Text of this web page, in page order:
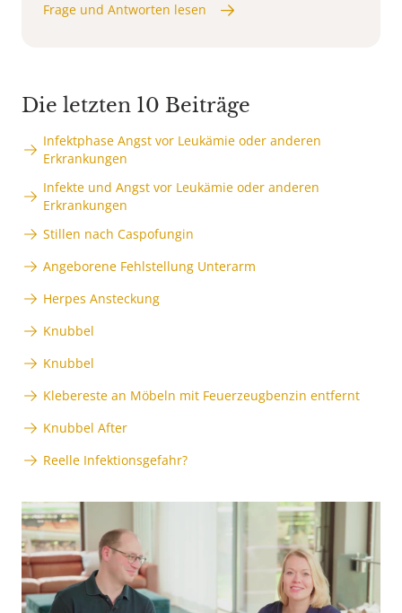
Frage und Antworten lesen
Die letzten 10 Beiträge
Infektphase Angst vor Leukämie oder anderen
Erkrankungen
Infekte und Angst vor Leukämie oder anderen
Erkrankungen
Stillen nach Caspofungin
Angeborene Fehlstellung Unterarm
Herpes Ansteckung
Knubbel
Knubbel
Klebereste an Möbeln mit Feuerzeugbenzin entfernt
Knubbel After
Reelle Infektionsgefahr?